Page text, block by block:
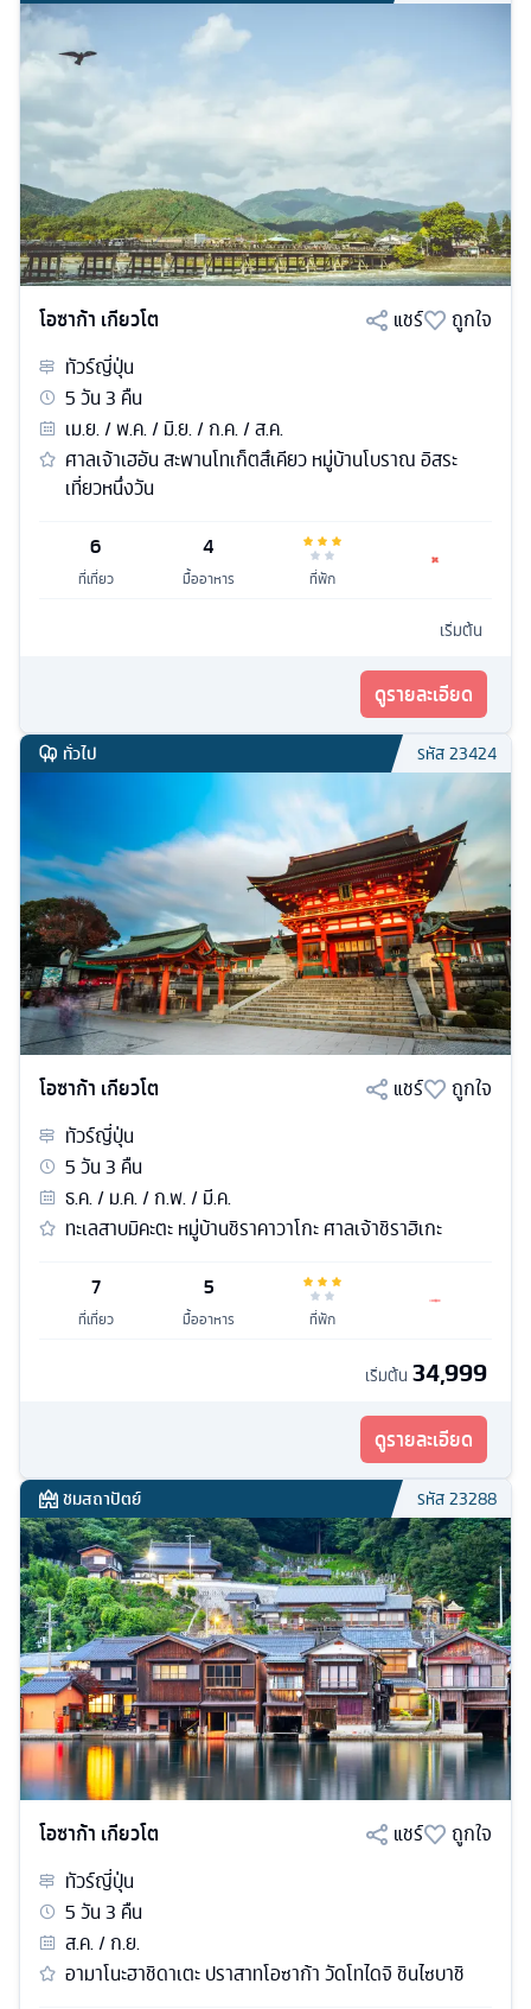
โอซาก้า เกียวโต แชร์
ถูกใจ
ทัวร์ญี่ปุ่น
5วัน3 คืน
เม.ย. / พ.ค. / มิ.ย. / ก.ค. / ส.ค.
ศาลเจ้าเฮอัน สะพานโทเก็ตสึเคียว หมู่บ้านโบราณ อิสระ
เที่ยวหนึ่งวัน
6
ที่เที่ยว
4
มื้ออาหาร ที่พัก
เริ่มต้น
ดูรายละเอียด
ทั่วไป รหัส23424
โอซาก้า เกียวโต แชร์
ถูกใจ
ทัวร์ญี่ปุ่น
5วัน3 คืน
ธ.ค. / ม.ค. / ก.พ. / มี.ค.
ทะเลสาบมิคะตะ หมู่บ้านชิราคาวาโกะ ศาลเจ้าชิราฮิเกะ
7
ที่เที่ยว
5
มื้ออาหาร ที่พัก
เริ่มต้น 34,999
ดูรายละเอียด
ชมสถาปัตย์ รหัส23288
โอซาก้า เกียวโต แชร์
ถูกใจ
ทัวร์ญี่ปุ่น
5วัน3 คืน
ส.ค. / ก.ย.
อามาโนะฮาชิดาเตะ ปราสาทโอซาก้า วัดโทไดจิ ชินไซบาชิ